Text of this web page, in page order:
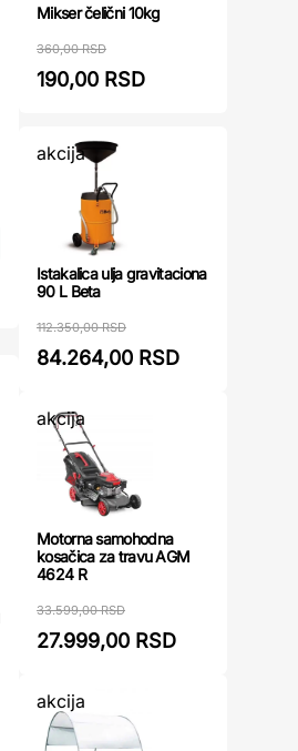
Mikser čelični 10kg
360,00 RSD
190,00 RSD
akcija
Istakalica ulja gravitaciona
90 L Beta
112.350,00 RSD
84.264,00 RSD
akcija
Motorna samohodna
kosačica za travu AGM
4624 R
33.599,00 RSD
27.999,00 RSD
akcija